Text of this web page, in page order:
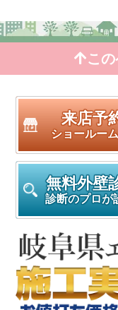
こ
来店予
ショールー
無料外壁
診断のプロが